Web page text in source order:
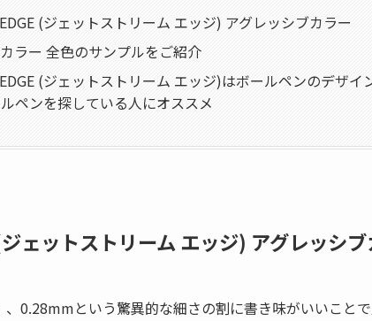
(ジェットストリーム エッジ) アグレッシブカラー
ラー 全色のサンプルをご紹介
(ジェットストリーム エッジ)はボールペンのデザイ
ペンを探している人にオススメ
ェットストリーム エッジ) アグレッシ
、0.28mmという驚異的な細さの割に書き味がいいこと